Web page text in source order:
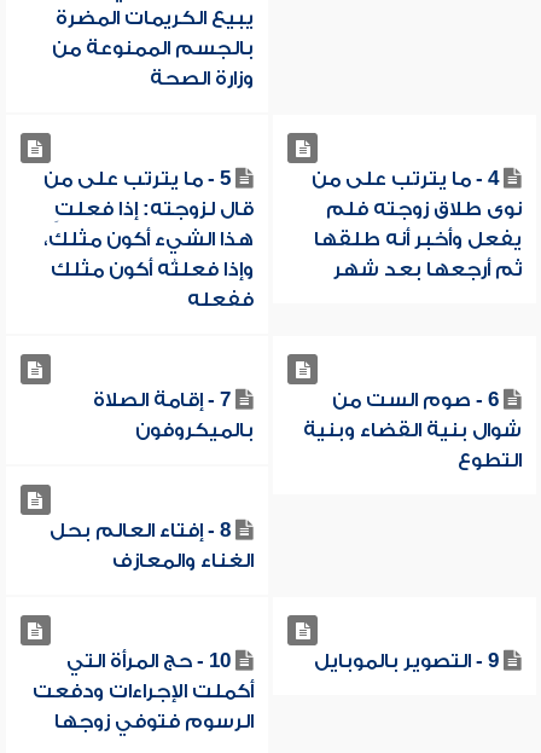
يبيع الكريمات المضرة
بالجسم الممنوعة من
وزارة الصحة
4 - ما يترتب على من
نوى طلاق زوجته فلم
يفعل وأخبر أنه طلقها
ثم أرجعها بعد شهر
5 - ما يترتب على من
قال لزوجته: إذا فعلتِ
هذا الشيء أكون مثلك،
وإذا فعلتُه أكون مثلك
ففعله
6 - صوم الست من
شوال بنية القضاء وبنية
التطوع
7 - إقامة الصلاة
بالميكروفون
8 - إفتاء العالم بحل
الغناء والمعازف
9 - التصوير بالموبايل
10 - حج المرأة التي
أكملت الإجراءات ودفعت
الرسوم فتوفي زوجها